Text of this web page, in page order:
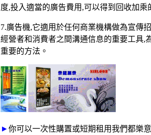
度,投入適當的廣告費用 ,可以得到回收加乘
7.廣告機,它適用於任何商業機構做為宣傳
經營者和消費者之間溝通信息的重要工具,
重要的方法。
►你可以一次性購置或短期租用我們都樂